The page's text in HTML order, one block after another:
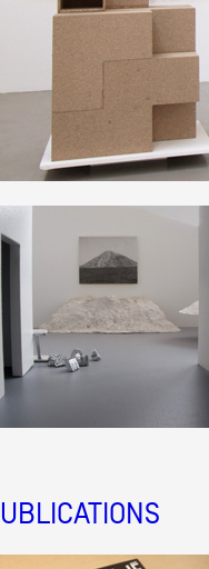
vidéo